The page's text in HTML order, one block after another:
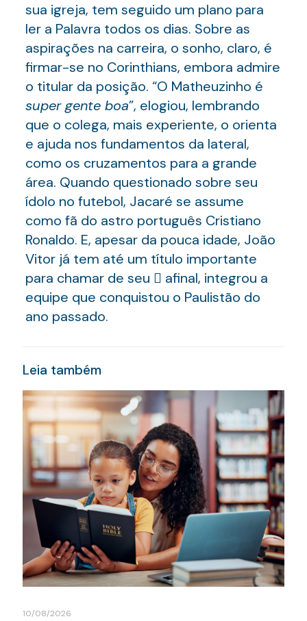
sua igreja, tem seguido um plano para
ler a Palavra todos os dias. Sobre as
aspirações na carreira, o sonho, claro, é
firmar-se no Corinthians, embora admire
o titular da posição. “O Matheuzinho é
supergente boa”, elogiou, lembrando
que o colega, mais experiente, o orienta
e ajuda nos fundamentos da lateral,
como os cruzamentos para a grande
área. Quando questionado sobre seu
ídolo no futebol, Jacaré se assume
como fã do astro português Cristiano
Ronaldo. E, apesar da pouca idade, João
Vitor já tem até um título importante
para chamar de seu  afinal, integrou a
equipe que conquistou o Paulistão do
ano passado.
Leia também
10/08/2026